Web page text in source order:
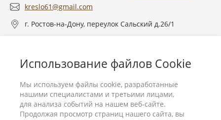
Использование файлов Cookie
Мы используем файлы cookie, разработанные
нашими специалистами и третьими лицами,
для анализа событий на нашем веб-сайте.
Продолжая просмотр страниц нашего сайта, вы
kreslo61@gmail.com
г. Ростов-на-Дону, переулок Сальский д.26/1
Услуги